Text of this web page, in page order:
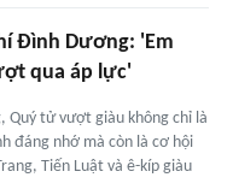
Đình Dương: 'Em
qua áp lực'
Quý tử vượt giàu không chỉ là
đáng nhớ mà còn là cơ hội
Tiến Luật và ê-kíp giàu